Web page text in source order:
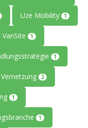
Uze Mobility 1
VanSite 1
1
Vernetzung 2
1
1